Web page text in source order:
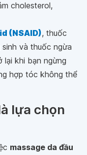
cholesterol,
(NSAID), thuốc
và thuốc ngừa
khi bạn ngừng
hợp tóc không thể
lựa chọn
massage da đầu